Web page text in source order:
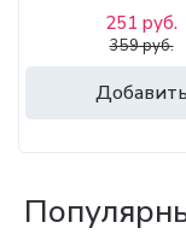
Добавить
251 руб.
359 руб.